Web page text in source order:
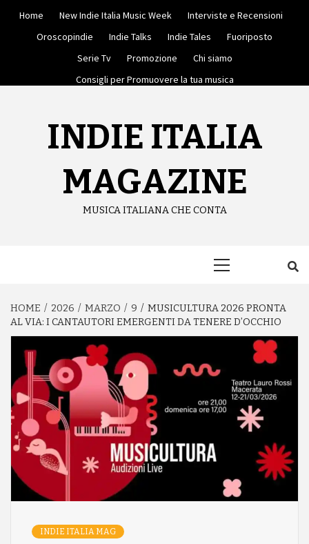
content
Home New Indie Italia Music Week
Interviste e Recensioni
Oroscopindie
Indie Talks Indie Tales
Fuoriposto
Serie Tv
Promozione
Chi siamo
Consigli per Promuovere la tua musica
INDIE ITALIA
MAGAZINE
MUSICA ITALIANA CHE CONTA
HOME 2026 MARZO 9
MUSICULTURA 2026 PRONTA
AL VIA: I CANTAUTORI EMERGENTI DA TENERE D’OCCHIO
INDIE ITALIA MAG